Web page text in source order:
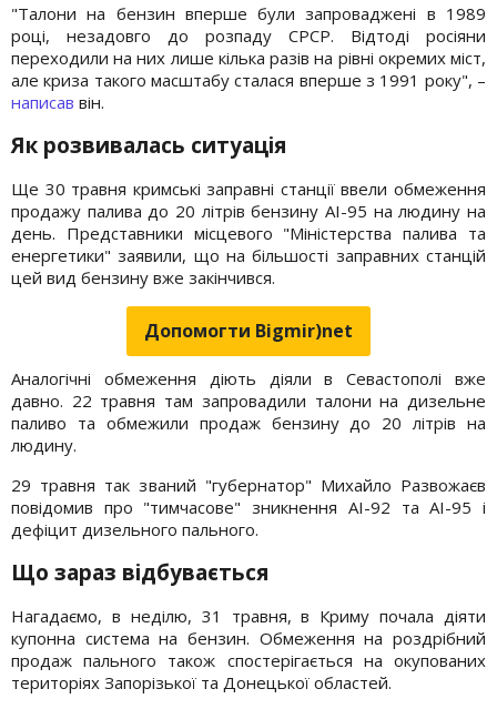
"Талони на бензин вперше були запроваджені в 1989
році, незадовго до розпаду СРСР. Відтоді росіяни
переходили на них лише кілька разів на рівні окремих міст,
але криза такого масштабу сталася вперше з 1991 року", –
написав він.
Як розвивалась ситуація
Ще 30 травня кримські заправні станції ввели обмеження
продажу палива до 20 літрів бензину АІ-95 на людину на
день. Представники місцевого "Міністерства палива та
енергетики" заявили, що на більшості заправних станцій
цей вид бензину вже закінчився.
Допомогти Bigmir)net
Аналогічні обмеження діють діяли в Севастополі вже
давно. 22 травня там запровадили талони на дизельне
паливо та обмежили продаж бензину до 20 літрів на
людину.
29 травня так званий "губернатор" Михайло Развожаєв
повідомив про "тимчасове" зникнення АІ-92 та АІ-95 і
дефіцит дизельного пального.
Що зараз відбувається
Нагадаємо, в неділю, 31 травня, в Криму почала діяти
купонна система на бензин. Обмеження на роздрібний
продаж пального також спостерігається на окупованих
територіях Запорізької та Донецької областей.